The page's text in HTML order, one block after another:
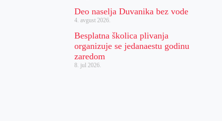
Deo naselja Duvanika bez vode
4. avgust 2026.
Besplatna školica plivanja
organizuje se jedanaestu godinu
zaredom
8. jul 2026.